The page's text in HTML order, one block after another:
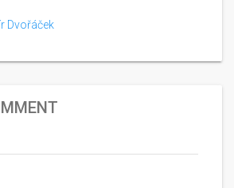
Dvořáček